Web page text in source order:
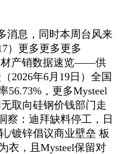
息，同时本周台风来
）更多更多更多
材产销数据速览——供
2026年6月19日）全国
56.73%，更多Mysteel
取向硅钢价钱部门走
察：迪拜缺料停工，日
/镀锌倡议商业壁垒 板
衣，且Mysteel保留对